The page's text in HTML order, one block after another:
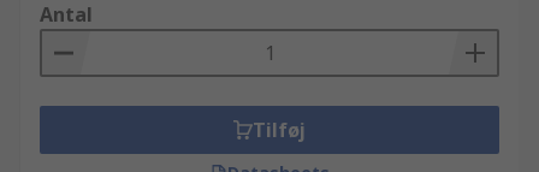
Antal
Tilføj